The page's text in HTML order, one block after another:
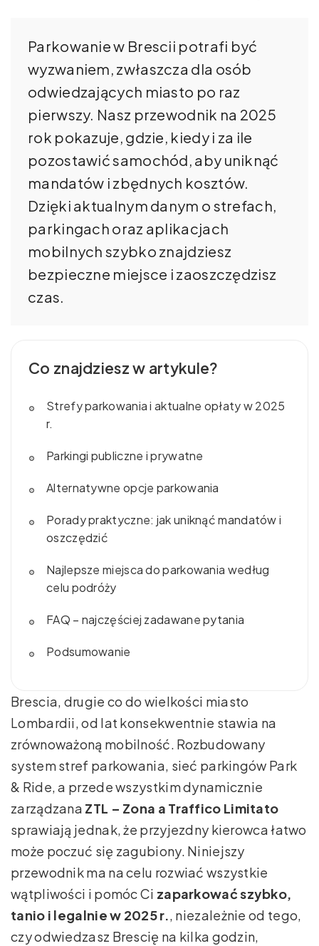
Parkowanie w Brescii potrafi być
wyzwaniem, zwłaszcza dla osób
odwiedzających miasto po raz
pierwszy. Nasz przewodnik na 2025
rok pokazuje, gdzie, kiedy i za ile
pozostawić samochód, aby uniknąć
mandatów i zbędnych kosztów.
Dzięki aktualnym danym o strefach,
parkingach oraz aplikacjach
mobilnych szybko znajdziesz
bezpieczne miejsce i zaoszczędzisz
czas.
Co znajdziesz w artykule?
Strefy parkowania i aktualne opłaty w 2025
r.
Parkingi publiczne i prywatne
Alternatywne opcje parkowania
Porady praktyczne: jak uniknąć mandatów i
oszczędzić
Najlepsze miejsca do parkowania według
celu podróży
FAQ – najczęściej zadawane pytania
Podsumowanie
Brescia, drugie co do wielkości miasto
Lombardii, od lat konsekwentnie stawia na
zrównoważoną mobilność. Rozbudowany
system stref parkowania, sieć parkingów Park
& Ride, a przede wszystkim dynamicznie
zarządzana ZTL – Zona a Traffico Limitato
sprawiają jednak, że przyjezdny kierowca łatwo
może poczuć się zagubiony. Niniejszy
przewodnik ma na celu rozwiać wszystkie
wątpliwości i pomóc Ci zaparkować szybko,
tanio i legalnie w 2025 r., niezależnie od tego,
czy odwiedzasz Brescię na kilka godzin,